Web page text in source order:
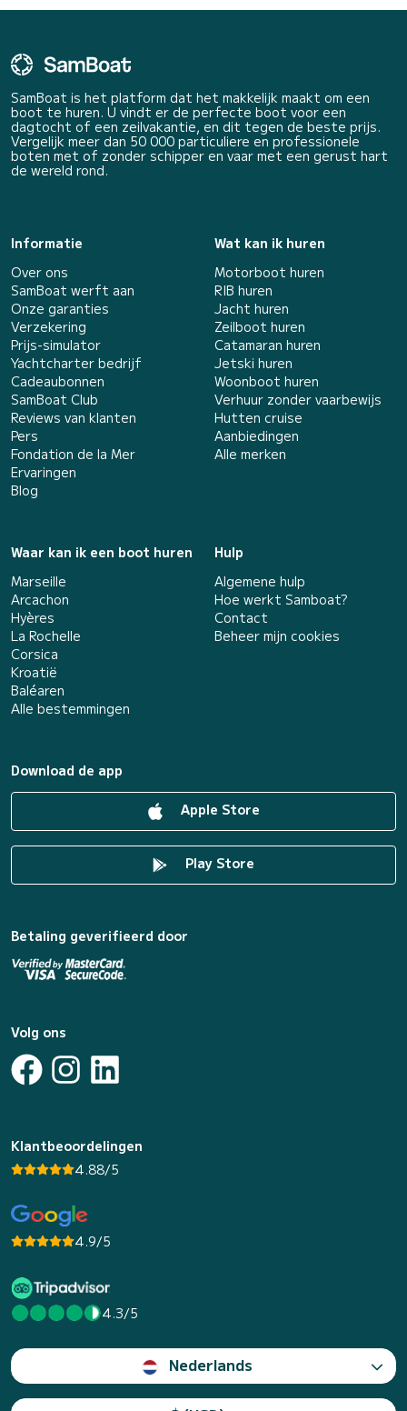
SamBoat is het platform dat het makkelijk maakt om een
boot te huren. U vindt er de perfecte boot voor een
dagtocht of een zeilvakantie, en dit tegen de beste prijs.
Vergelijk meer dan 50 000 particuliere en professionele
boten met of zonder schipper en vaar met een gerust hart
de wereld rond.
Informatie
Over ons
SamBoat werft aan
Onze garanties
Verzekering
Prijs-simulator
Yachtcharter bedrijf
Cadeaubonnen
SamBoat Club
Reviews van klanten
Pers
Fondation de la Mer
Ervaringen
Blog
Wat kan ik huren
Motorboot huren
RIB huren
Jacht huren
Zeilboot huren
Catamaran huren
Jetski huren
Woonboot huren
Verhuur zonder vaarbewijs
Hutten cruise
Aanbiedingen
Alle merken
Waar kan ik een boot huren
Marseille
Arcachon
Hyères
La Rochelle
Corsica
Kroatië
Baléaren
Alle bestemmingen
Hulp
Algemene hulp
Hoe werkt Samboat?
Contact
Beheer mijn cookies
Download de app
Apple Store
Play Store
Betaling geverifieerd door
Volg ons
Klantbeoordelingen
4.88/5
4.9/5
4.3/5
Nederlands